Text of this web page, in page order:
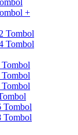
+
Tombol
Tombol
Tombol
Tombol